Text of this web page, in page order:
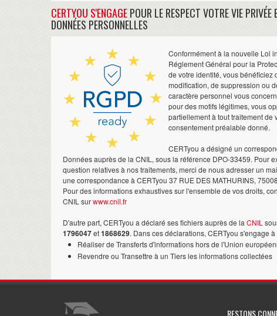
CERTYOU S'ENGAGEPOUR LE RESPECT VOTRE VIE
DONNÉES PERSONNELLES
Conformément à la nouvelle Loi
Réglement Général pour la
de votre identité, vous bénéficiez
modification, de suppression ou
caractère personnel vous
pour des motifs légitimes, vous
partiellement à tout traitement de
consentement préalable donné.
CERTyou a désigné un
Données auprès de la CNIL, sous la référence DPO-33459. Pour
question relatives à nos traitements, merci de nous adresser un
une correspondance à CERTyou 37 RUE DES MATHURINS,
Pour des informations exhaustives sur l'ensemble de vos droits,
CNIL surwww.cnil.fr
D'autre part, CERTyou a déclaré ses fichiers auprès de la CNIL
1796047et1868629. Dans ces déclarations, CERTyou s'engage
Réaliser de Transferts d'informations hors de l'Union
Revendre ou Transettre à un Tiers les informations collectées
RESTONS